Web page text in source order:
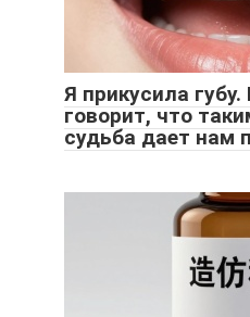
Я прикусила
говорит, что
судьба дает нам